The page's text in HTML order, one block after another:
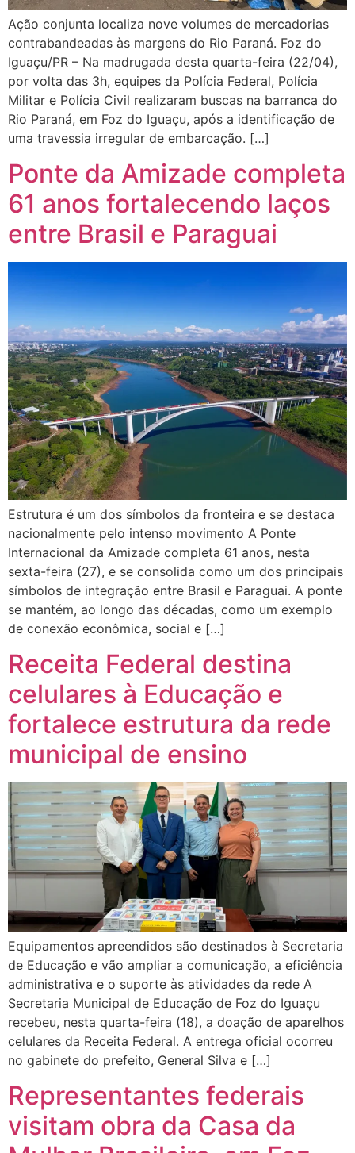
Ação conjunta localiza nove volumes de mercadorias
contrabandeadas às margens do Rio Paraná. Foz do
Iguaçu/PR – Na madrugada desta quarta-feira (22/04),
por volta das 3h, equipes da Polícia Federal, Polícia
Militar e Polícia Civil realizaram buscas na barranca do
Rio Paraná, em Foz do Iguaçu, após a identificação de
uma travessia irregular de embarcação. […]
Ponte da Amizade completa
61 anos fortalecendo laços
entre Brasil e Paraguai
Estrutura é um dos símbolos da fronteira e se destaca
nacionalmente pelo intenso movimento A Ponte
Internacional da Amizade completa 61 anos, nesta
sexta-feira (27), e se consolida como um dos principais
símbolos de integração entre Brasil e Paraguai. A ponte
se mantém, ao longo das décadas, como um exemplo
de conexão econômica, social e […]
Receita Federal destina
celulares à Educação e
fortalece estrutura da rede
municipal de ensino
Equipamentos apreendidos são destinados à Secretaria
de Educação e vão ampliar a comunicação, a eficiência
administrativa e o suporte às atividades da rede A
Secretaria Municipal de Educação de Foz do Iguaçu
recebeu, nesta quarta-feira (18), a doação de aparelhos
celulares da Receita Federal. A entrega oficial ocorreu
no gabinete do prefeito, General Silva e […]
Representantes federais
visitam obra da Casa da